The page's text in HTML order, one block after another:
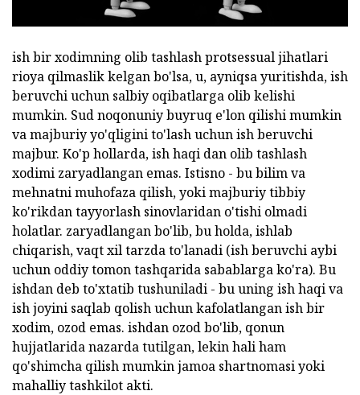
ish bir xodimning olib tashlash protsessual jihatlari
rioya qilmaslik kelgan bo'lsa, u, ayniqsa yuritishda, ish
beruvchi uchun salbiy oqibatlarga olib kelishi
mumkin. Sud noqonuniy buyruq e'lon qilishi mumkin
va majburiy yo'qligini to'lash uchun ish beruvchi
majbur. Ko'p hollarda, ish haqi dan olib tashlash
xodimi zaryadlangan emas. Istisno - bu bilim va
mehnatni muhofaza qilish, yoki majburiy tibbiy
ko'rikdan tayyorlash sinovlaridan o'tishi olmadi
holatlar. zaryadlangan bo'lib, bu holda, ishlab
chiqarish, vaqt xil tarzda to'lanadi (ish beruvchi aybi
uchun oddiy tomon tashqarida sabablarga ko'ra). Bu
ishdan deb to'xtatib tushuniladi - bu uning ish haqi va
ish joyini saqlab qolish uchun kafolatlangan ish bir
xodim, ozod emas. ishdan ozod bo'lib, qonun
hujjatlarida nazarda tutilgan, lekin hali ham
qo'shimcha qilish mumkin jamoa shartnomasi yoki
mahalliy tashkilot akti.